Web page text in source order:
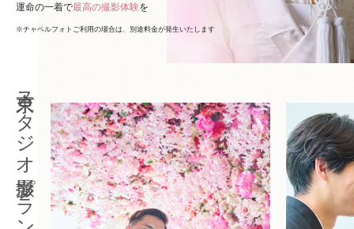
運命の一着で最高の撮影体験を
※チャペルフォトご利用の場合は、別途料金が発生いたします
東京スタジオ撮影プラン